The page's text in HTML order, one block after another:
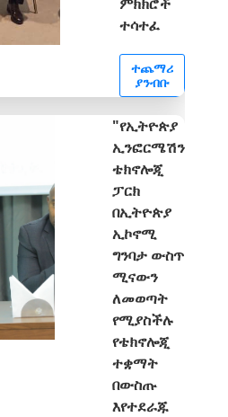
ተሳተፈ
ተጨማሪ
ያንብቡ
"የኢትዮጵያ
ኢንፎርሜሽን
ቴክኖሎጂ
ፓርክ
በኢትዮጵያ
ኢኮኖሚ
ግንባታ ውስጥ
ሚናውን
ለመወጣት
የሚያስችሉ
የቴክኖሎጂ
ተቋማት
በውስጡ
እየተደራጁ